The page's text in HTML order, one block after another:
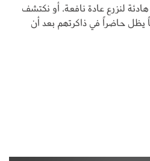
لنزرع عادة نافعة، أو نكتشف
يظل حاضراً في ذاكرتهم بعد أن